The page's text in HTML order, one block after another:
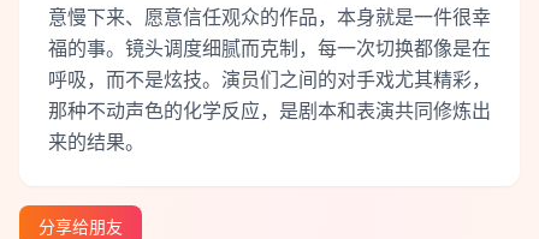
意慢下来、愿意信任观众的作品，本身就是一件很幸
福的事。镜头调度细腻而克制，每一次切换都像是在
呼吸，而不是炫技。演员们之间的对手戏尤其精彩，
那种不动声色的化学反应，是剧本和表演共同修炼出
来的结果。
分享给朋友